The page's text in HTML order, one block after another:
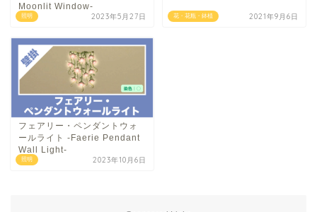
照明
Moonlit Window-
2023年5月27日 花・花瓶・鉢植 2021年9月6日
照明
フェアリー・ペンダントウォ
ールライト -Faerie Pendant
Wall Light-
2023年10月6日